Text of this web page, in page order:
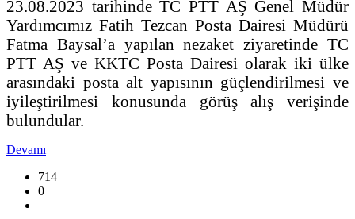
23.08.2023 tarihinde TC PTT AŞ Genel Müdür
Yardımcımız Fatih Tezcan Posta Dairesi Müdürü
Fatma Baysal’a yapılan nezaket ziyaretinde TC
PTT AŞ ve KKTC Posta Dairesi olarak iki ülke
arasındaki posta alt yapısının güçlendirilmesi ve
iyileştirilmesi konusunda görüş alış verişinde
bulundular.
Devamı
714
0